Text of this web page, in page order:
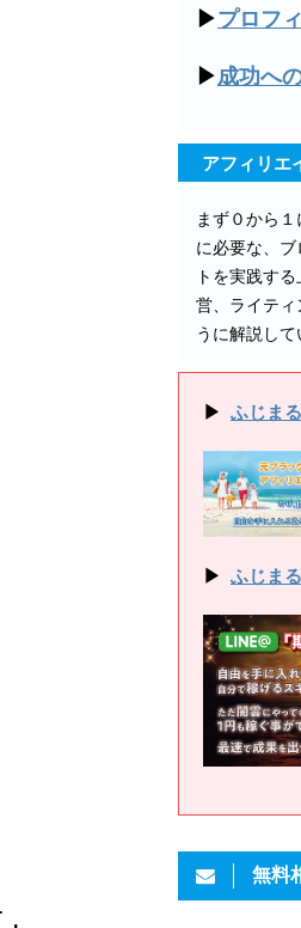
▶プロフ
▶成功へ
アフィリエ
まず０から
に必要な、
トを実践す
営、ライティ
うに解説して
▶ ふじま
▶ ふじま
無料